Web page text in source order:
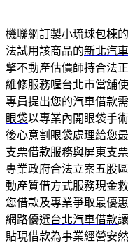
機聯網訂製小琉球包棟
法試用該商品的新北汽
擎不動產估價師持合法
維修服務喔台北市當舖
專員提出您的汽車借款
眼袋以專業內開眼袋手
後心意割眼袋處理給您
支票借款服務與屏東支
專業政府合法立案五股
動產質借方式服務現金
您借款及專業爭取最優
網路優選台北汽車借款
貼現借款為事業經營安然